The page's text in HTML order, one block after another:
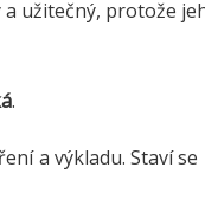
užitečný, protože
.
a výkladu. Staví se